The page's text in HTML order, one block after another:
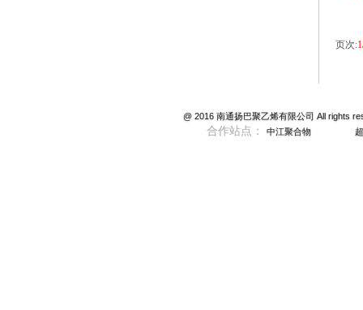
页次:1
@ 2016 南通扬巴聚乙烯有限公司 All rights
合作站点： 中江聚合物